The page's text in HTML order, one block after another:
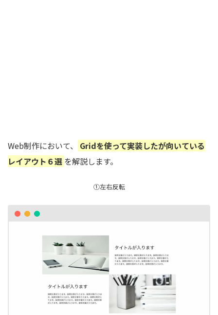
Web制作において、
Gridを使って実装したが向いている
レイアウト６選 を解説します。
①左右反転